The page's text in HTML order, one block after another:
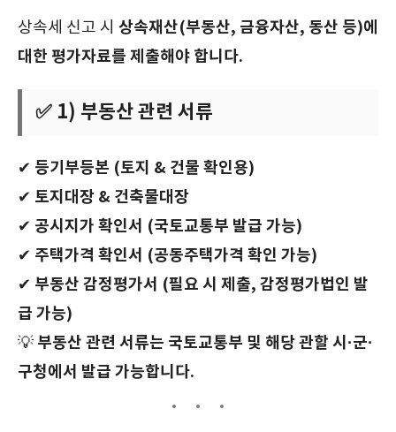
상속세 신고 시 상속재산(부동산, 금융자산, 동산 등)에
대한 평가자료를 제출해야 합니다.
✅ 1) 부동산 관련 서류
✔ 등기부등본 (토지 & 건물 확인용)
✔ 토지대장 & 건축물대장
✔ 공시지가 확인서 (국토교통부 발급 가능)
✔ 주택가격 확인서 (공동주택가격 확인 가능)
✔ 부동산 감정평가서 (필요 시 제출, 감정평가법인 발
급 가능)
💡 부동산 관련 서류는 국토교통부 및 해당 관할 시·군·
구청에서 발급 가능합니다.